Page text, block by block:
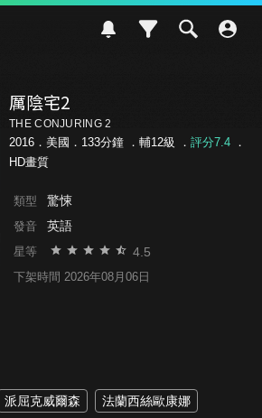
厲陰宅2
THE CONJURING 2
2016．美國．133分鐘 ． 輔12級 ． 評分7.4．
HD畫質
類型 驚悚
發音 英語
星等 4.5
下架時間 2026年08月06日
派屈克威爾森 法蘭西絲歐康娜